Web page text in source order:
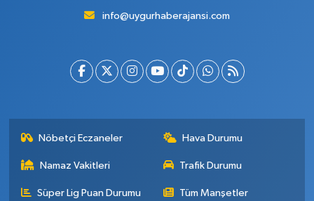
info@uygurhaberajansi.com
Nöbetçi Eczaneler Hava Durumu
Namaz Vakitleri Trafik Durumu
Süper Lig Puan Durumu Tüm Manşetler